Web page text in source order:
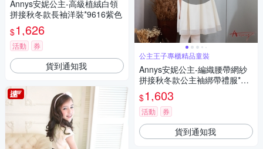
Annys安妮公主-高級植絨白領
拼接秋冬款長袖洋裝*9616紫色
$1,626
活動 券
貨到通知我
公主王子專櫃精品童裝
Annys安妮公主-編織腰帶網紗
拼接秋冬款公主袖綁帶禮服*92
08米白
$1,603
活動 券
貨到通知我